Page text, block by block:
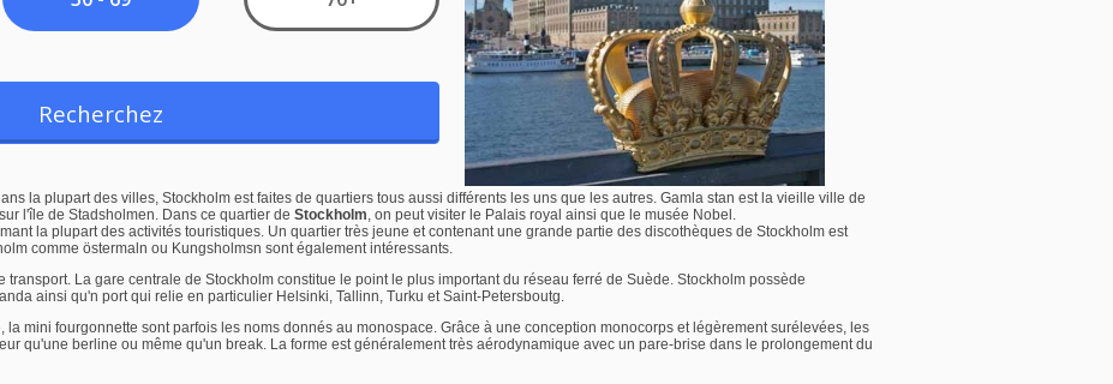
la plupart des villes, Stockholm est faites de quartiers tous aussi différents les uns que les autres. Gamla stan est la vieille ville de
l'île de Stadsholmen. Dans ce quartier de Stockholm, on peut visiter le Palais royal ainsi que le musée Nobel.
la plupart des activités touristiques. Un quartier très jeune et contenant une grande partie des discothèques de Stockholm est
comme östermaln ou Kungsholmsn sont également intéressants.
transport. La gare centrale de Stockholm constitue le point le plus important du réseau ferré de Suède. Stockholm possède
ainsi qu'n port qui relie en particulier Helsinki, Tallinn, Turku et Saint-Petersboutg.
la mini fourgonnette sont parfois les noms donnés au monospace. Grâce à une conception monocorps et légèrement surélevées, les
qu'une berline ou même qu'un break. La forme est généralement très aérodynamique avec un pare-brise dans le prolongement du